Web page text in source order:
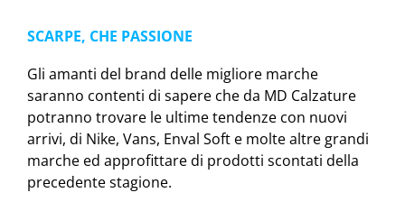
SCARPE, CHE PASSIONE
Gli amanti del brand delle migliore marche
saranno contenti di sapere che da MD Calzature
potranno trovare le ultime tendenze con nuovi
arrivi, di Nike, Vans, Enval Soft e molte altre grandi
marche ed approfittare di prodotti scontati della
precedente stagione.